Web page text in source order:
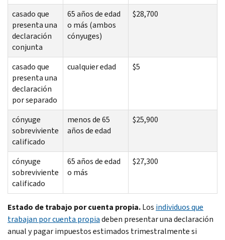
casado que
presenta una
declaración
conjunta
65 años de edad
o más (ambos
cónyuges)
$28,700
casado que
presenta una
declaración
por separado
cualquier edad $5
cónyuge
sobreviviente
calificado
menos de 65
años de edad
$25,900
cónyuge
sobreviviente
calificado
65 años de edad
o más
$27,300
Estado de trabajo por cuenta propia.Los individuos que
trabajan por cuenta propiadeben presentar una declaración
anual y pagar impuestos estimados trimestralmente si